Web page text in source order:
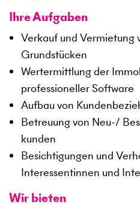
Ihre Aufgaben
Verkauf und Vermietung
Grundstücken
Wertermittlung der
professioneller Software
Aufbau von
Betreuung von Neu-/
kunden
Besichtigungen und
Interessentinnen und
Wir bieten